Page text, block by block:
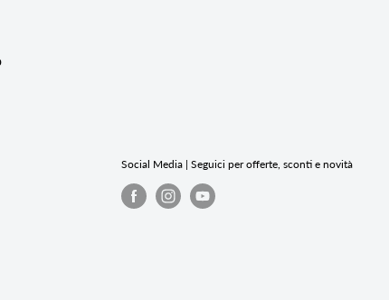
Social Media | Seguici per offerte, sconti e novità